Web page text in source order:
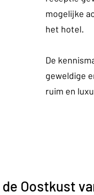
mogelijke
het hotel.
De
geweldige
ruim en
Oostkust